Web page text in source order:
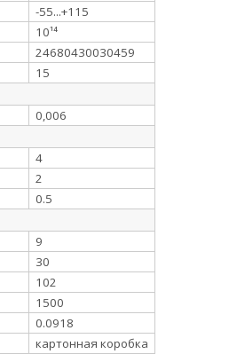
-55...+115
10¹⁴
24680430030459
15
0,006
4
2
0.5
9
30
102
1500
0.0918
картонная коробка